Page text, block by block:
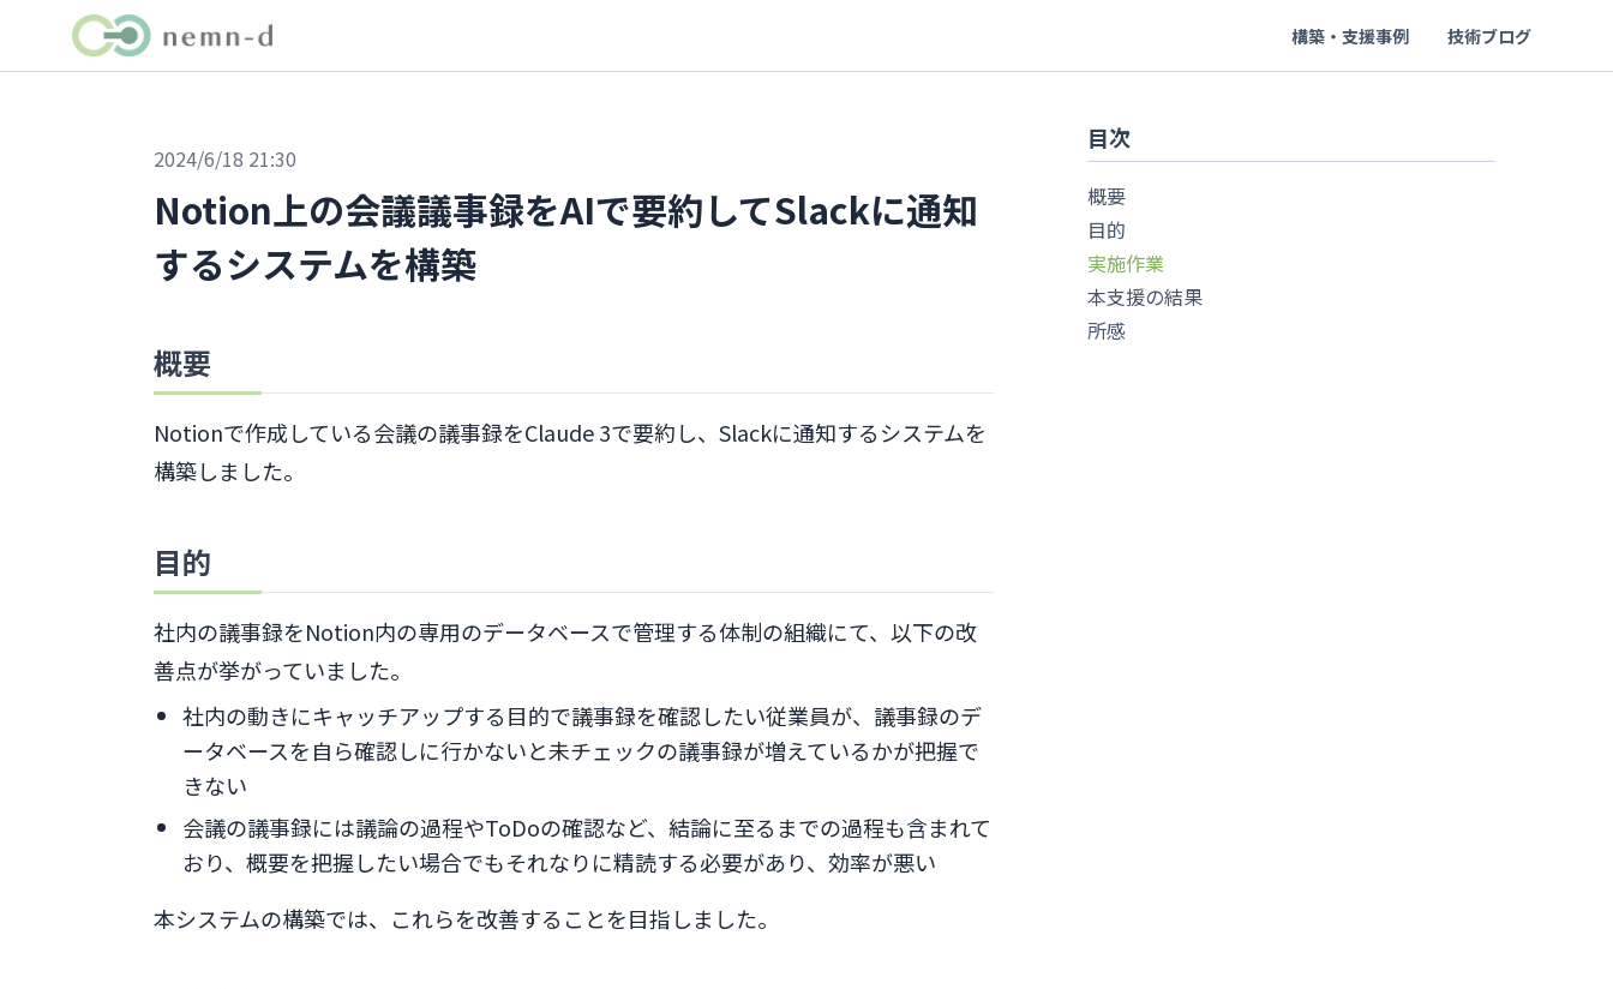
構築・支援事例 技術ブログ
2024/6/18 21:30
Notion上の会議議事録をAIで要約してSlackに通知
するシステムを構築
概要
Notionで作成している会議の議事録をClaude 3で要約し、Slackに通知するシステムを
構築しました。
目的
社内の議事録をNotion内の専用のデータベースで管理する体制の組織にて、以下の改
善点が挙がっていました。
社内の動きにキャッチアップする目的で議事録を確認したい従業員が、議事録のデ
ータベースを自ら確認しに行かないと未チェックの議事録が増えているかが把握で
きない
会議の議事録には議論の過程やToDoの確認など、結論に至るまでの過程も含まれて
おり、概要を把握したい場合でもそれなりに精読する必要があり、効率が悪い
本システムの構築では、これらを改善することを目指しました。
目次
概要
目的
実施作業
本支援の結果
所感